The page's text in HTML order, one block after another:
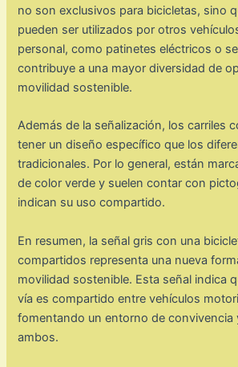
no son exclusivos para bicicletas, sino
pueden ser utilizados por otros
personal, como patinetes eléctricos o
contribuye a una mayor diversidad de
movilidad sostenible.
Además de la señalización, los carriles
tener un diseño específico que los
tradicionales. Por lo general, están
de color verde y suelen contar con
indican su uso compartido.
En resumen, la señal gris con una
compartidos representa una nueva
movilidad sostenible. Esta señal indica
vía es compartido entre vehículos
fomentando un entorno de convivencia
ambos.